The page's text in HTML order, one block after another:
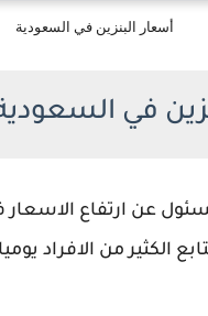
أسعار البنزين في السعودية
في السعودية
عن ارتفاع